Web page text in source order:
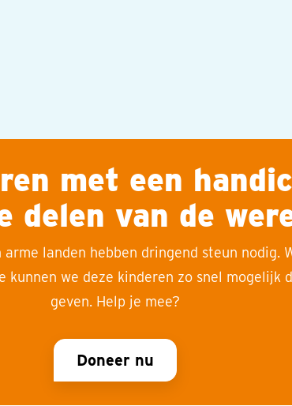
met een
delen van de
landen hebben dringend steun nodig.
kunnen we deze kinderen zo snel mogelijk
geven. Help je mee?
Doneer nu